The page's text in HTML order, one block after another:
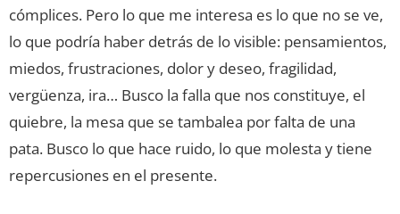
cómplices. Pero lo que me interesa es lo que no se ve,
lo que podría haber detrás de lo visible: pensamientos,
miedos, frustraciones, dolor y deseo, fragilidad,
vergüenza, ira… Busco la falla que nos constituye, el
quiebre, la mesa que se tambalea por falta de una
pata. Busco lo que hace ruido, lo que molesta y tiene
repercusiones en el presente.